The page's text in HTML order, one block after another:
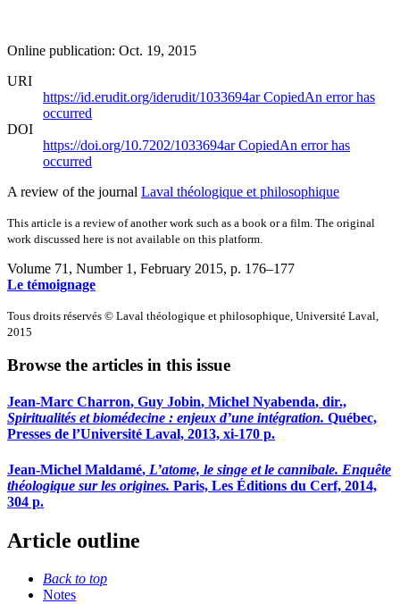
Online publication: Oct. 19, 2015
URI
https://id.erudit.org/iderudit/1033694arCopiedAn error has
occurred
DOI
https://doi.org/10.7202/1033694arCopiedAn error has
occurred
A review of the journal Laval théologique et philosophique
This article is a review of another work such as a book or a film. The original
work discussed here is not available on this platform.
Volume 71, Number 1, February 2015, p. 176–177
Le témoignage
Tous droits réservés © Laval théologique et philosophique, Université Laval,
2015
Browse the articles in this issue
Jean-Marc Charron, Guy Jobin, Michel Nyabenda, dir.,
Spiritualités et biomédecine : enjeux d’une intégration. Québec,
Presses de l’Université Laval, 2013, xi-170 p.
Jean-Michel Maldamé, L’atome, le singe et le cannibale. Enquête
théologique sur les origines. Paris, Les Éditions du Cerf, 2014,
304 p.
Article outline
Back to top
Notes